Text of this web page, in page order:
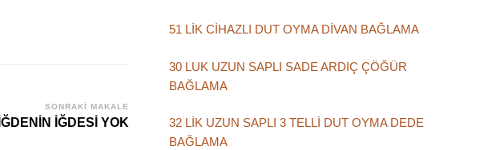
SONRAKI MAKALE
İĞDENİN İĞDESİ YOK
51 LİK CİHAZLI DUT OYMA DİVAN BAĞLAMA
30 LUK UZUN SAPLI SADE ARDIÇ ÇÖĞÜR
BAĞLAMA
32 LİK UZUN SAPLI 3 TELLİ DUT OYMA DEDE
BAĞLAMA